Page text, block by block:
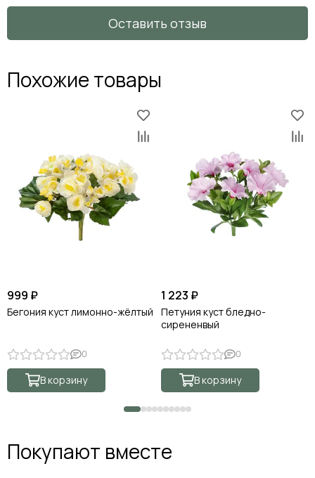
Оставить отзыв
Похожие товары
999 ₽
Бегония куст лимонно-жёлтый
0
В корзину
1 223 ₽
Петуния куст бледно-
сирененвый
0
В корзину
Покупают вместе